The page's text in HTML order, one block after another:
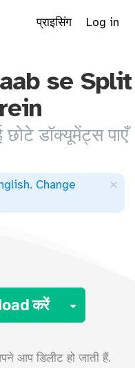
प्राइसिंग Log in
se Split
डॉक्यूमेंट्स पाएँ
. Change
×
करें Toggle
आप डिलीट हो जाती हैं.